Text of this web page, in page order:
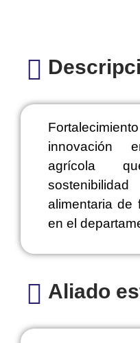
innovación
agrícola
alimentaria de
en el
Aliado